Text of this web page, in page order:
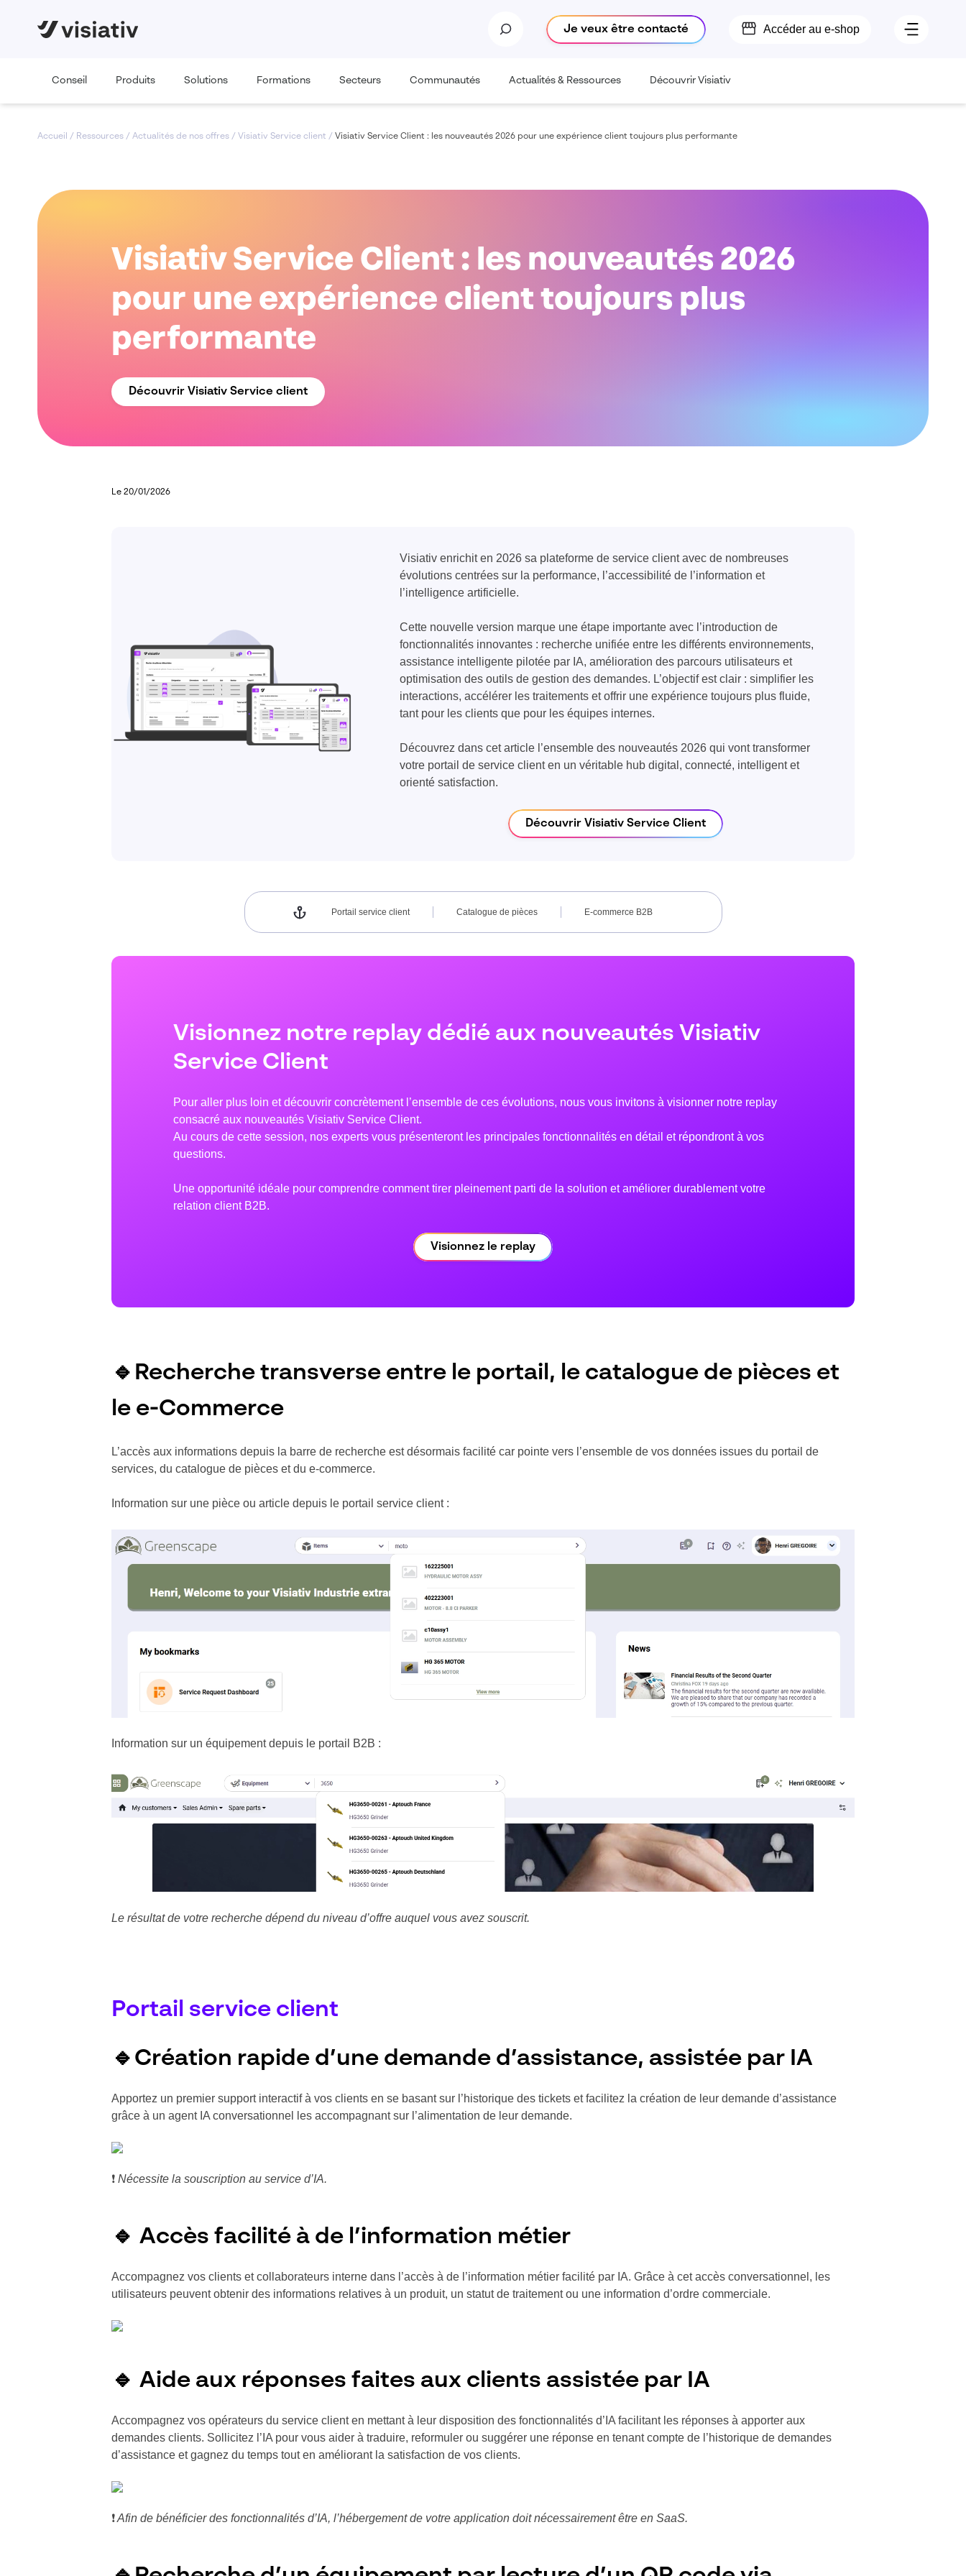
Je veux être contacté Accéder au e-shop
Conseil Produits Solutions Formations Secteurs Communautés Actualités & Ressources Découvrir Visiativ
Accueil / Ressources / Actualités de nos offres / Visiativ Service client / Visiativ Service Client : les nouveautés 2026 pour une expérience client toujours plus performante
Visiativ Service Client : les nouveautés 2026
pour une expérience client toujours plus
performante
Découvrir Visiativ Service client
Le 20/01/2026
Visiativ enrichit en 2026 sa plateforme de service client avec de nombreuses
évolutions centrées sur la performance, l’accessibilité de l’information et
l’intelligence artificielle.
Cette nouvelle version marque une étape importante avec l’introduction de
fonctionnalités innovantes : recherche unifiée entre les différents environnements,
assistance intelligente pilotée par IA, amélioration des parcours utilisateurs et
optimisation des outils de gestion des demandes. L’objectif est clair : simplifier les
interactions, accélérer les traitements et offrir une expérience toujours plus fluide,
tant pour les clients que pour les équipes internes.
Découvrez dans cet article l’ensemble des nouveautés 2026 qui vont transformer
votre portail de service client en un véritable hub digital, connecté, intelligent et
orienté satisfaction.
Découvrir Visiativ Service Client
Portail service client Catalogue de pièces E-commerce B2B
Visionnez notre replay dédié aux nouveautés Visiativ
Service Client
Pour aller plus loin et découvrir concrètement l’ensemble de ces évolutions, nous vous invitons à visionner notre replay
consacré aux nouveautés Visiativ Service Client.
Au cours de cette session, nos experts vous présenteront les principales fonctionnalités en détail et répondront à vos
questions.
Une opportunité idéale pour comprendre comment tirer pleinement parti de la solution et améliorer durablement votre
relation client B2B.
Visionnez le replay
🔹Recherche transverse entre le portail, le catalogue de pièces et
le e-Commerce
L’accès aux informations depuis la barre de recherche est désormais facilité car pointe vers l’ensemble de vos données issues du portail de
services, du catalogue de pièces et du e-commerce.
Information sur une pièce ou article depuis le portail service client :
Information sur un équipement depuis le portail B2B :
Le résultat de votre recherche dépend du niveau d’offre auquel vous avez souscrit.
Portail service client
🔹Création rapide d’une demande d’assistance, assistée par IA
Apportez un premier support interactif à vos clients en se basant sur l’historique des tickets et facilitez la création de leur demande d’assistance
grâce à un agent IA conversationnel les accompagnant sur l’alimentation de leur demande.
❗Nécessite la souscription au service d’IA.
🔹 Accès facilité à de l’information métier
Accompagnez vos clients et collaborateurs interne dans l’accès à de l’information métier facilité par IA. Grâce à cet accès conversationnel, les
utilisateurs peuvent obtenir des informations relatives à un produit, un statut de traitement ou une information d’ordre commerciale.
🔹 Aide aux réponses faites aux clients assistée par IA
Accompagnez vos opérateurs du service client en mettant à leur disposition des fonctionnalités d’IA facilitant les réponses à apporter aux
demandes clients. Sollicitez l’IA pour vous aider à traduire, reformuler ou suggérer une réponse en tenant compte de l’historique de demandes
d’assistance et gagnez du temps tout en améliorant la satisfaction de vos clients.
❗Afin de bénéficier des fonctionnalités d’IA, l’hébergement de votre application doit nécessairement être en SaaS.